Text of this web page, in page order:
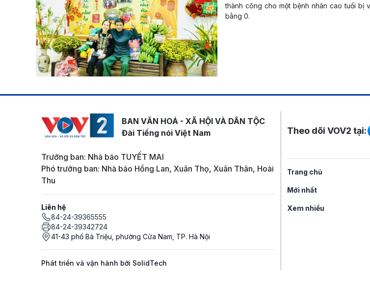
thành công cho một bệnh nhân cao tuổi bị
bằng 0.
BAN VĂN HOÁ - XÃ HỘI VÀ DÂN TỘC
Đài Tiếng nói Việt Nam
Trưởng ban: Nhà báo TUYẾT MAI
Phó trưởng ban: Nhà báo Hồng Lan, Xuân Thọ, Xuân Thân, Hoài
Thu
Liên hệ
84-24-39365555
84-24-39342724
41-43 phố Bà Triệu, phường Cửa Nam, TP. Hà Nội
Phát triển và vận hành bởi SolidTech
Mạng xã
Theo dõi VOV2 tại:
Trang chủ
Mới nhất
Xem nhiều